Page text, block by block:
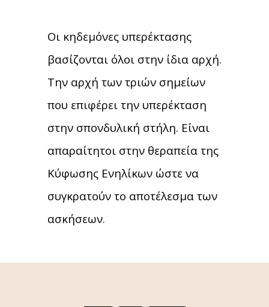
Οι κηδεμόνες υπερέκτασης
βασίζονται όλοι στην ίδια αρχή.
Την αρχή των τριών σημείων
που επιφέρει την υπερέκταση
στην σπονδυλική στήλη. Είναι
απαραίτητοι στην θεραπεία της
Κύφωσης Ενηλίκων ώστε να
συγκρατούν το αποτέλεσμα των
ασκήσεων.